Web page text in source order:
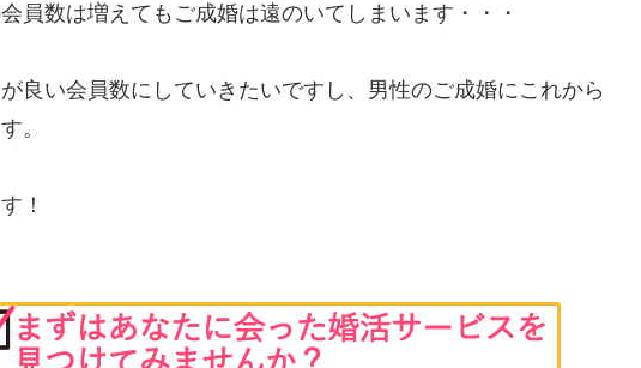
員数は増えてもご成婚は遠のいてしまいます・・・
良い会員数にしていきたいですし、男性のご成婚にこれから
。
！